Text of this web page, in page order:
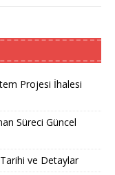
Projesi İhalesi
Süreci Güncel
Tarihi ve Detaylar